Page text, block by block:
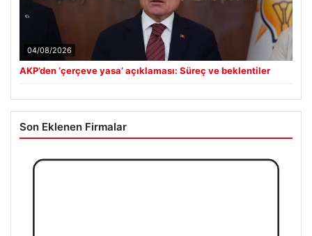
04/08/2026
AKP’den ‘çerçeve yasa’ açıklaması: Süreç ve beklentiler
Son Eklenen Firmalar